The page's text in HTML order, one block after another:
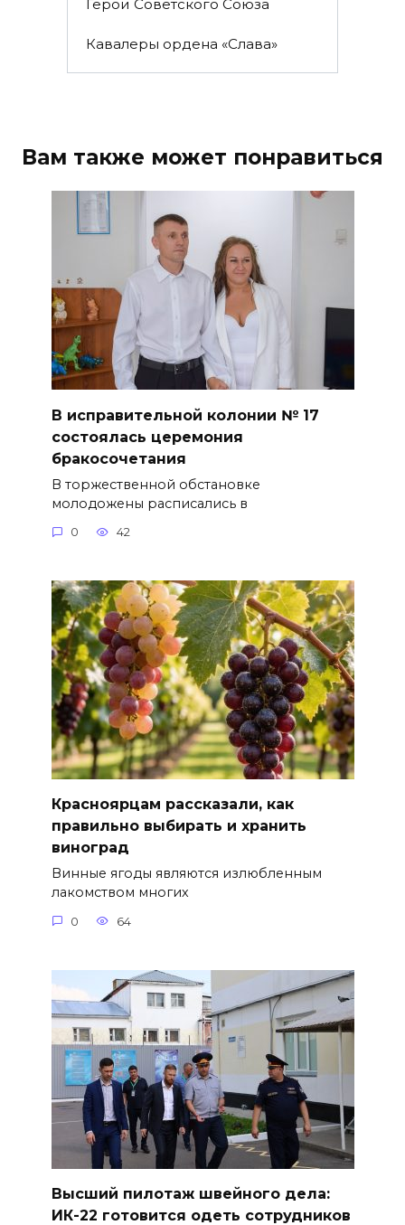
Герои Советского Союза
Кавалеры ордена «Слава»
Вам также может понравиться
В исправительной колонии № 17
состоялась церемония
бракосочетания
В торжественной обстановке
молодожены расписались в
0 42
Красноярцам рассказали, как
правильно выбирать и хранить
виноград
Винные ягоды являются излюбленным
лакомством многих
0 64
Высший пилотаж швейного дела:
ИК-22 готовится одеть сотрудников